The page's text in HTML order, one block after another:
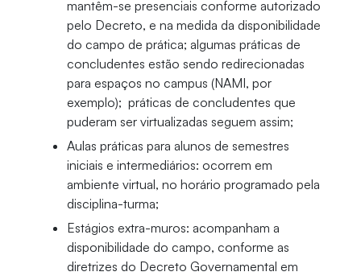
mantêm-se presenciais conforme autorizado
pelo Decreto, e na medida da disponibilidade
do campo de prática; algumas práticas de
concludentes estão sendo redirecionadas
para espaços no campus (NAMI, por
exemplo); práticas de concludentes que
puderam ser virtualizadas seguem assim;
Aulas práticas para alunos de semestres
iniciais e intermediários: ocorrem em
ambiente virtual, no horário programado pela
disciplina-turma;
Estágios extra-muros: acompanham a
disponibilidade do campo, conforme as
diretrizes do Decreto Governamental em